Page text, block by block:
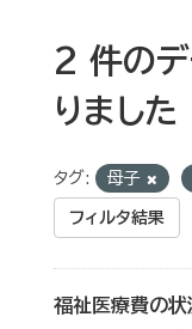
2 件のデ
りました
タグ: 母子
フィルタ結果
福祉医療費の状